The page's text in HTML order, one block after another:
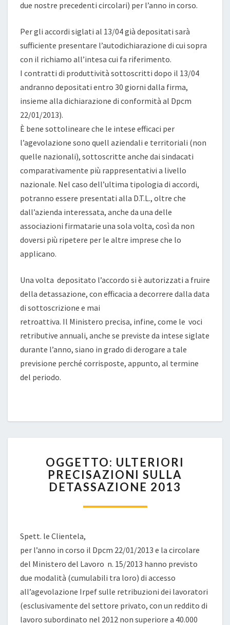
due nostre precedenti circolari) per l’anno in corso.
Per gli accordi siglati al 13/04 già depositati sarà
sufficiente presentare l’autodichiarazione di cui sopra
con il richiamo all’intesa cui fa riferimento.
I contratti di produttività sottoscritti dopo il 13/04
andranno depositati entro 30 giorni dalla firma,
insieme alla dichiarazione di conformità al Dpcm
22/01/2013).
È bene sottolineare che le intese efficaci per
l’agevolazione sono quell aziendali e territoriali (non
quelle nazionali), sottoscritte anche dai sindacati
comparativamente più rappresentativi a livello
nazionale. Nel caso dell’ultima tipologia di accordi,
potranno essere presentati alla D.T.L., oltre che
dall’azienda interessata, anche da una delle
associazioni firmatarie una sola volta, così da non
doversi più ripetere per le altre imprese che lo
applicano.
Una volta depositato l’accordo si è autorizzati a fruire
della detassazione, con efficacia a decorrere dalla data
di sottoscrizione e mai
retroattiva. Il Ministero precisa, infine, come le voci
retributive annuali, anche se previste da intese siglate
durante l’anno, siano in grado di derogare a tale
previsione perché corrisposte, appunto, al termine
del periodo.
ULTERIORI
PRECISAZIONI
SULLA
2013
OGGETTO: ULTERIORI
PRECISAZIONI SULLA
DETASSAZIONE 2013
Spett. le Clientela,
per l’anno in corso il Dpcm 22/01/2013 e la circolare
del Ministero del Lavoro n. 15/2013 hanno previsto
due modalità (cumulabili tra loro) di accesso
all’agevolazione Irpef sulle retribuzioni dei lavoratori
(esclusivamente del settore privato, con un reddito di
lavoro subordinato nel 2012 non superiore a 40.000